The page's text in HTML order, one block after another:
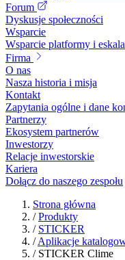
Forum
Dyskusje społeczności
Wsparcie
Wsparcie platformy i
Firma
O nas
Nasza historia i misja
Kontakt
Zapytania ogólne i dane
Partnerzy
Ekosystem partnerów
Inwestorzy
Relacje inwestorskie
Kariera
Dołącz do naszego zespołu
Strona główna
/ Produkty
/ STICKER
/ Aplikacje
/ STICKER Clime